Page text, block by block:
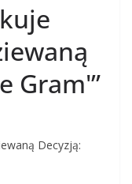
Gram'”
Decyzją: